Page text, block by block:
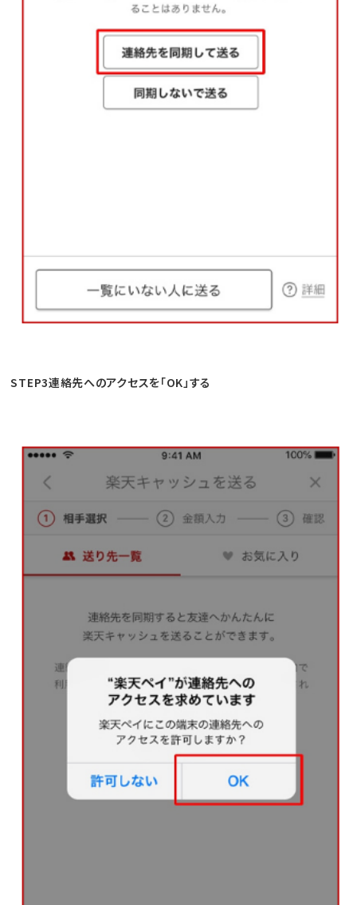
STEP3連絡先へのアクセスを「OK」する